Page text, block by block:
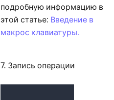
подробную информацию в
этой статье: Введение в
макрос клавиатуры.
7. Запись операции